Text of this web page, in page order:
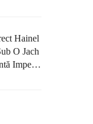
Hainel
O Jach
Imperm